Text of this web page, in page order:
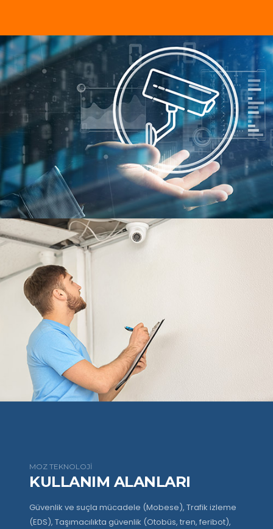
MOZ TEKNOLOJİ
KULLANIM ALANLARI
Güvenlik ve suçla mücadele (Mobese), Trafik izleme
(EDS), Taşımacılıkta güvenlik (Otobüs, tren, feribot),